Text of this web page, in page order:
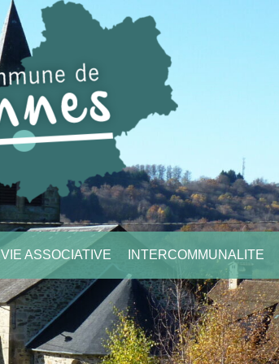
VIE ASSOCIATIVE INTERCOMMUNALITE